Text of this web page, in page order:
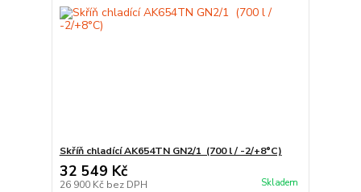
Skříň chladící AK654TN GN2/1 (700 l / -2/+8°C)
32 549 Kč
26 900 Kč bez DPH Skladem